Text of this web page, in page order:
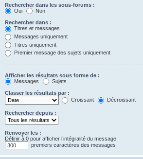
Rechercher dans les sous-forums :
Oui
Non
Rechercher dans :
Titres et messages
Messages uniquement
Titres uniquement
Premier message des sujets uniquement
Afficher les résultats sous forme de :
Messages
Sujets
Classer les résultats par :
Croissant
Décroissant
Rechercher depuis :
Renvoyer les :
Définir à 0 pour afficher l’intégralité du message.
premiers caractères des messages